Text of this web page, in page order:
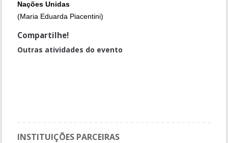
Nações Unidas
(Maria Eduarda Piacentini)
Compartilhe!
Outras atividades do evento
INSTITUIÇÕES PARCEIRAS